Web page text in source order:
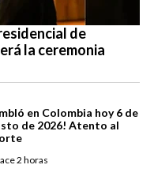
de
la ceremonia
en Colombia hoy 6 de
de 2026! Atento al
2 horas